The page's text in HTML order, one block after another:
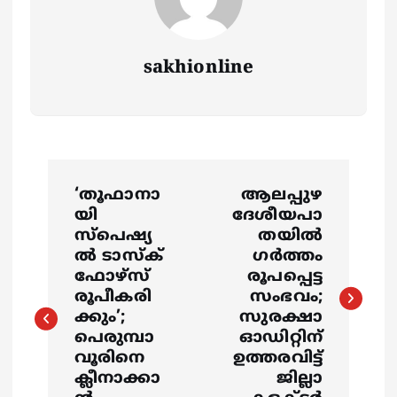
sakhionline
t
‘തൂഫാനാ
യി
സ്‌പെഷ്യ
ല്‍ ടാസ്‌ക്
ഫോഴ്‌സ്
രൂപീകരി
ക്കും’;
പെരുമ്പാ
വൂരിനെ
ക്ലീനാക്കാ
ആലപ്പുഴ
ദേശീയപാ
തയിൽ
ഗർത്തം
രൂപപ്പെട്ട
സംഭവം;
സുരക്ഷാ
ഓഡിറ്റിന്
ഉത്തരവിട്ട്
ജില്ലാ